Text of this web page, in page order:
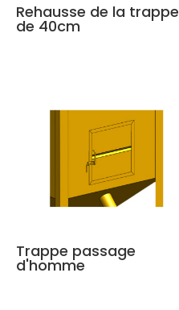
Rehausse de la trappe
de 40cm
Trappe passage
d'homme